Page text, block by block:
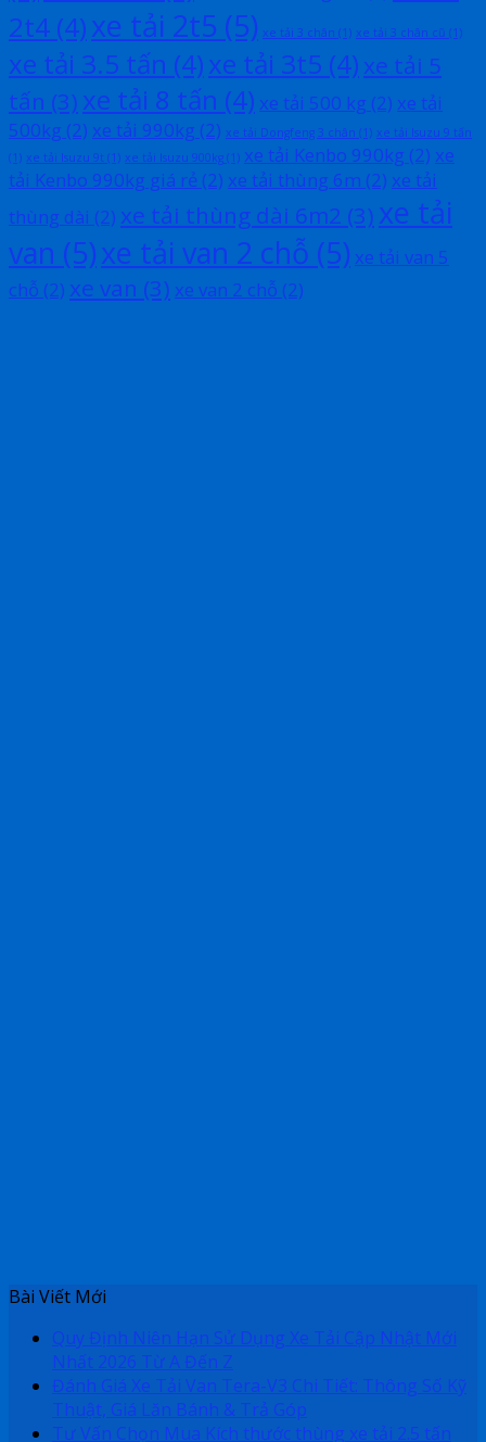
2t4 (4)xe tải 2t5 (5) xe tải 3 chân (1) xe tải 3 chân cũ (1)
xe tải 3.5 tấn (4)xe tải 3t5 (4) xe tải 5
tấn (3) xe tải 8 tấn (4) xe tải 500 kg (2) xe tải
500kg (2) xe tải 990kg (2) xe tải Dongfeng 3 chân (1) xe tải Isuzu 9 tấn
(1) xe tải Isuzu 9t (1) xe tải Isuzu 900kg (1) xe tải Kenbo 990kg (2) xe
tải Kenbo 990kg giá rẻ (2) xe tải thùng 6m (2) xe tải
thùng dài (2) xe tải thùng dài 6m2 (3) xe tải
van (5)xe tải van 2 chỗ (5) xe tải van 5
chỗ (2) xe van (3) xe van 2 chỗ (2)
Bài Viết Mới
Quy Định Niên Hạn Sử Dụng Xe Tải Cập Nhật Mới
Nhất 2026 Từ A Đến Z
Đánh Giá Xe Tải Van Tera-V3 Chi Tiết: Thông Số Kỹ
Thuật, Giá Lăn Bánh & Trả Góp
Tư Vấn Chọn Mua Kích thước thùng xe tải 2.5 tấn